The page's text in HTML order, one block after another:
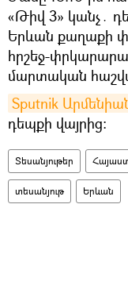
«Թիվ 3» կանչ․
Երևան քաղաքի
հրշեջ-
մարտական
Sputnik
դեպքի վայրից։
Տեսանյութեր
տեսանյութ Երևան